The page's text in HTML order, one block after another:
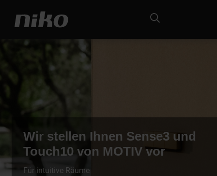
Wir stellen Ihnen Sense3 und
Touch10 von MOTIV vor
Für intuitive Räume